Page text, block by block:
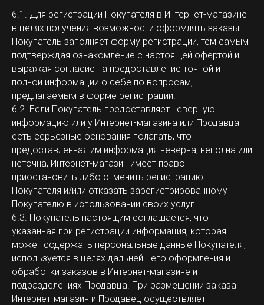
6.1. Для регистрации Покупателя в Интернет-магазине
в целях получения возможности оформлять заказы
Покупатель заполняет форму регистрации, тем самым
подтверждая ознакомление с настоящей офертой и
выражая согласие на предоставление точной и
полной информации о себе по вопросам,
предлагаемым в форме регистрации.
6.2. Если Покупатель предоставляет неверную
информацию или у Интернет-магазина или Продавца
есть серьезные основания полагать, что
предоставленная им информация неверна, неполна или
неточна, Интернет-магазин имеет право
приостановить либо отменить регистрацию
Покупателя и/или отказать зарегистрированному
Покупателю в использовании своих услуг.
6.3. Покупатель настоящим соглашается, что
указанная при регистрации информация, которая
может содержать персональные данные Покупателя,
используется в целях дальнейшего оформления и
обработки заказов в Интернет-магазине и
подразделениях Продавца. При размещении заказа
Интернет-магазин и Продавец осуществляет